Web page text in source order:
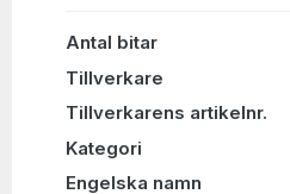
Antal bitar
Tillverkare
Tillverkarens artikelnr.
Kategori
Engelska namn